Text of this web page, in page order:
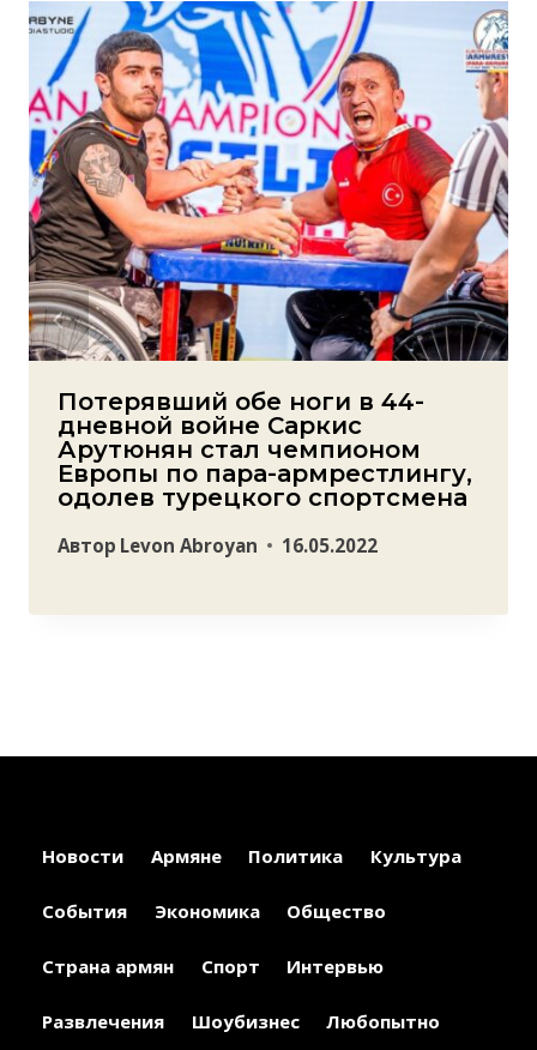
Потерявший обе ноги в 44-
дневной войне Саркис
Арутюнян стал чемпионом
Европы по пара-армрестлингу,
одолев турецкого спортсмена
Автор Levon Abroyan 16.05.2022
Новости Армяне Политика Культура
События Экономика Общество
Страна армян Спорт Интервью
Развлечения Шоубизнес Любопытно